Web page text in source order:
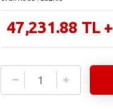
47,231.88 TL